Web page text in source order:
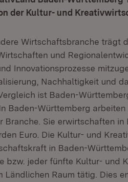
der Kultur- und
Wirtschaftsbranche
und
Innovationsprozesse
Nachhaltigkeit und
ist Baden-
Baden-Württemberg
Branche. Sie erwirtschaften
Euro. Die Kultur- und
in Baden-
bzw. jeder fünfte Kultur- und
Ländlichen Raum tätig. Dies